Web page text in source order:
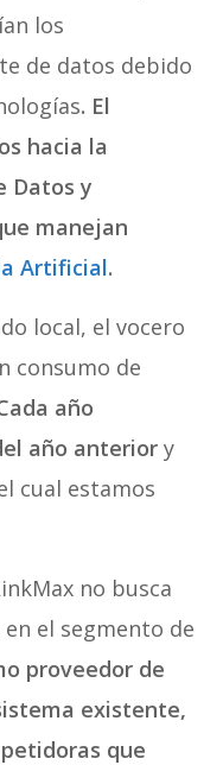
los
de datos debido
. El
hacia la
Datos y
manejan
Artificial.
local, el vocero
consumo de
año
año anteriory
cual estamos
no busca
el segmento de
proveedor de
existente,
que